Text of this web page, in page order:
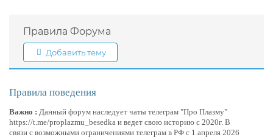
Правила Форума
Добавить тему
Правила поведения
Важно : Данный форум наследует чаты телеграм "Про Плазму"
https://t.me/proplazmu_besedka и ведет свою историю с 2020г. В
связи с возможными ограничениями телеграм в РФ с 1 апреля 2026